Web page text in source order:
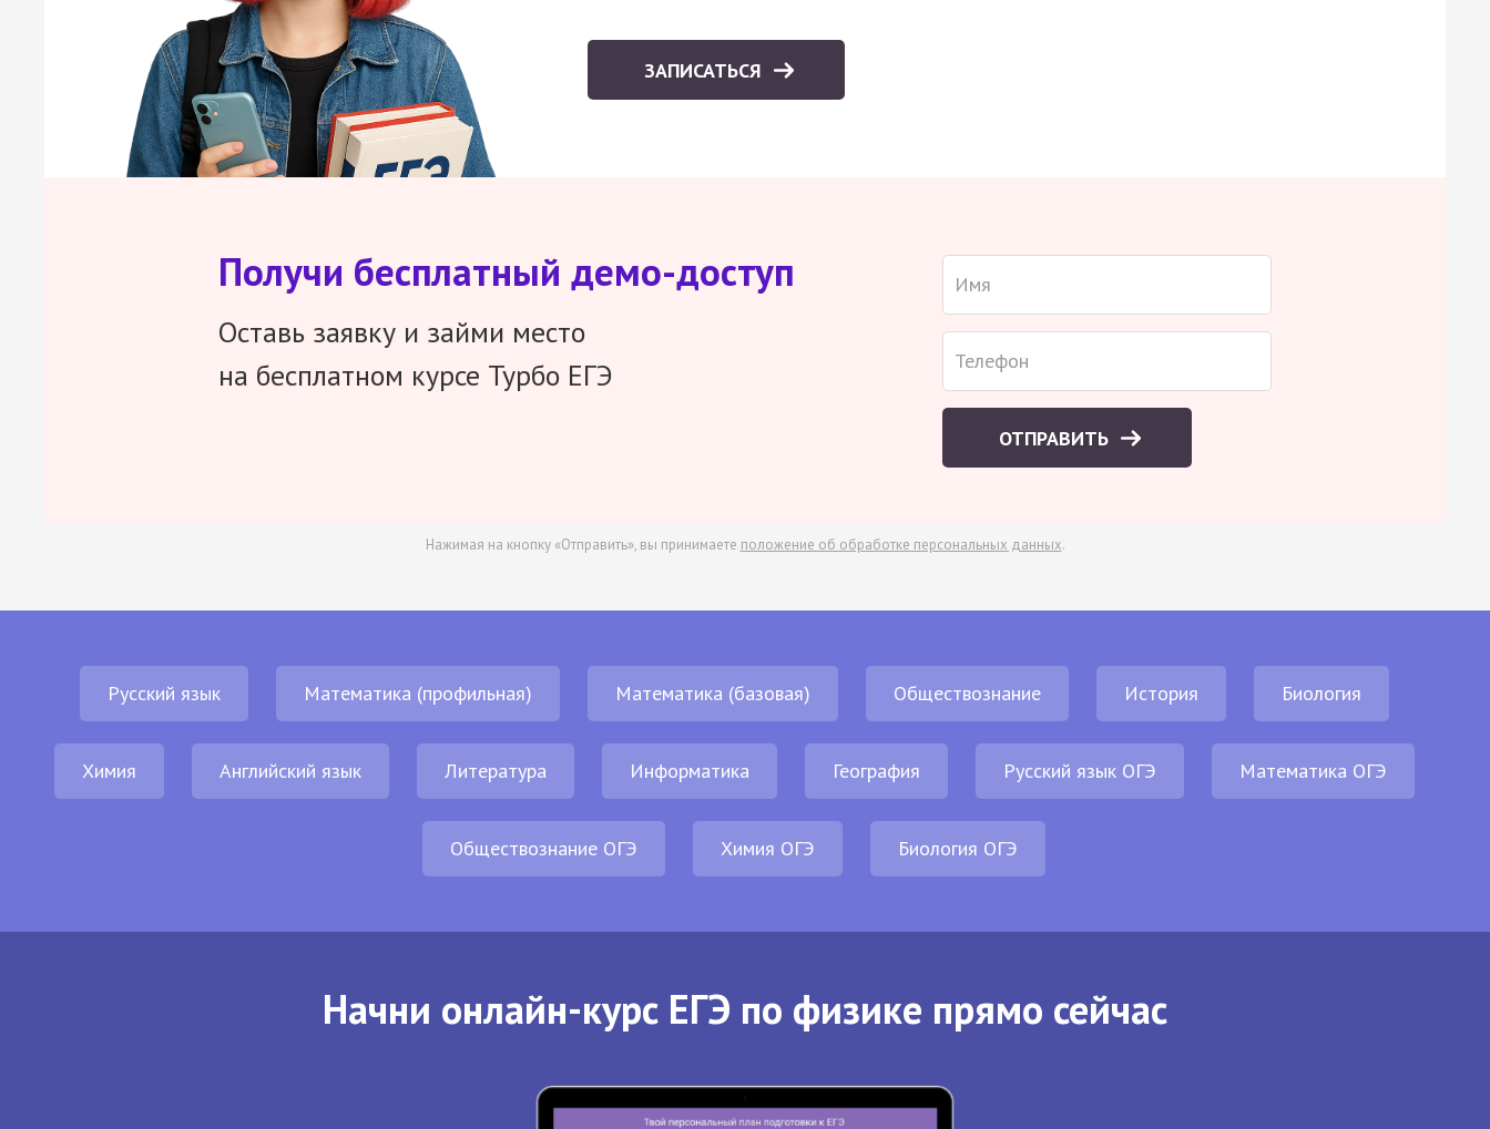
ЗАПИСАТЬСЯ
Получи бесплатный демо-доступ
Оставь заявку и займи место
на бесплатном курсе Турбо ЕГЭ
ОТПРАВИТЬ
Нажимая на кнопку «Отправить», вы принимаете положение об обработке персональных данных.
Русский язык Математика (профильная) Математика (базовая) Обществознание История Биология
Химия Английский язык Литература Информатика География Русский язык ОГЭ Математика ОГЭ
Обществознание ОГЭ Химия ОГЭ Биология ОГЭ
Начни онлайн-курс ЕГЭ по физике прямо сейчас